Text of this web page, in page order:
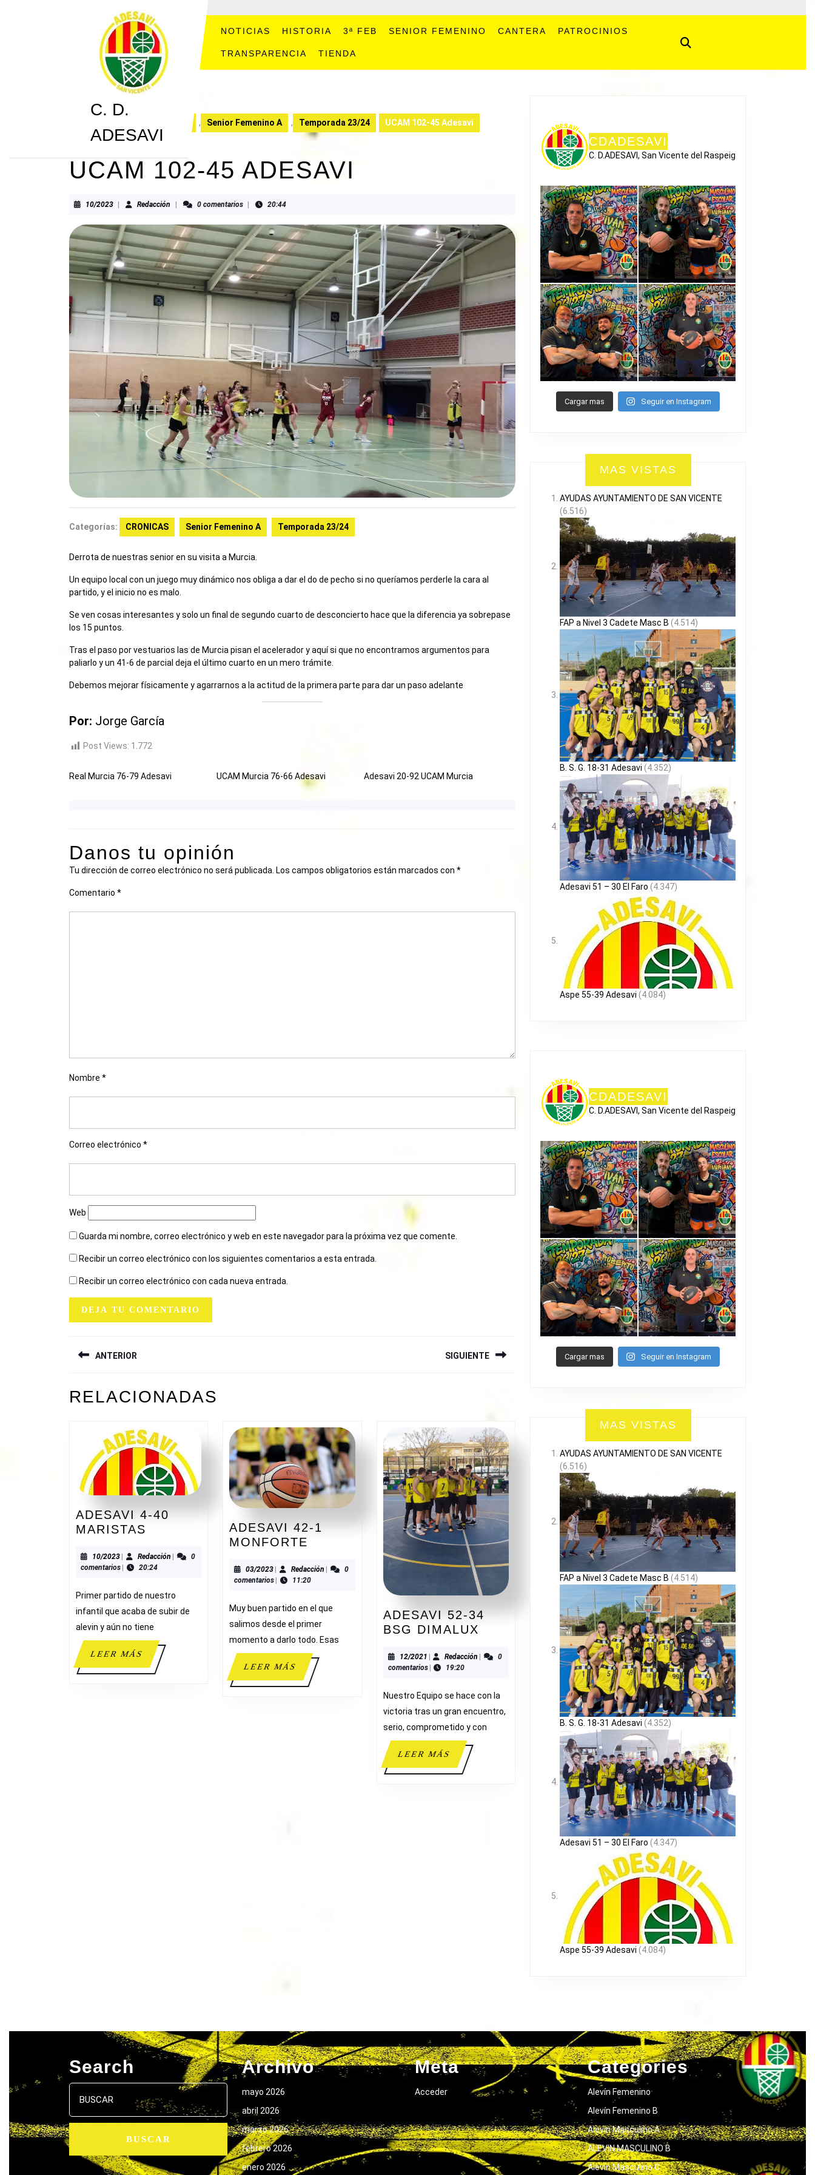
C. D.
ADESAVI
NOTICIAS HISTORIA 3ª FEB SENIOR FEMENINO CANTERA PATROCINIOS
TRANSPARENCIA TIENDA
, Senior Femenino A , Temporada 23/24 UCAM 102-45 Adesavi
UCAM 102-45 ADESAVI
10/202310/2023Redacción Redacción0 comentarios 20:44
Categorías: CRONICAS Senior Femenino A Temporada 23/24
Derrota de nuestras senior en su visita a Murcia.
Un equipo local con un juego muy dinámico nos obliga a dar el do de pecho si no queríamos perderle la cara al
partido, y el inicio no es malo.
Se ven cosas interesantes y solo un final de segundo cuarto de desconcierto hace que la diferencia ya sobrepase
los 15 puntos.
Tras el paso por vestuarios las de Murcia pisan el acelerador y aquí si que no encontramos argumentos para
paliarlo y un 41-6 de parcial deja el último cuarto en un mero trámite.
Debemos mejorar físicamente y agarrarnos a la actitud de la primera parte para dar un paso adelante
Por: Jorge García
Post Views: 1.772
Real Murcia 76-79 Adesavi UCAM Murcia 76-66 Adesavi Adesavi 20-92 UCAM Murcia
Danos tu opinión
Tu dirección de correo electrónico no será publicada. Los campos obligatorios están marcados con *
Comentario *
Nombre *
Correo electrónico *
Web
Guarda mi nombre, correo electrónico y web en este navegador para la próxima vez que comente.
Recibir un correo electrónico con los siguientes comentarios a esta entrada.
Recibir un correo electrónico con cada nueva entrada.
DE
ENTRADAS
ANTERIOR
anterior:
SIGUIENTE
RELACIONADAS
ADESAVI 4-40
MARISTAS
40
MARISTAS
10/202310/2023RedacciónRedacción
0
comentarios
20:24
Primer partido de nuestro
infantil que acaba de subir de
alevin y aún no tiene
LEER MÁSLEER
MÁS
ADESAVI 42-1
MONFORTE
1
MONFORTE
03/202303/2023
| Redacción Redacción
|
0
comentarios | 11:20
Muy buen partido en el que
salimos desde el primer
momento a darlo todo. Esas
LEER MÁSLEER
MÁS
ADESAVI 52-34
BSG DIMALUX
34
12/202112/2021Redacción Redacción
0
comentarios
19:20
Nuestro Equipo se hace con la
victoria tras un gran encuentro,
serio, comprometido y con
LEER MÁSLEER
MÁS
CDADESAVI
C. D.ADESAVI, San Vicente del Raspeig
Cargar mas Seguir en Instagram
MAS VISTAS
AYUDAS AYUNTAMIENTO DE SAN VICENTE
(6.516)
FAP a Nivel 3 Cadete Masc B (4.514)
B. S. G. 18-31 Adesavi (4.352)
Adesavi 51 – 30 El Faro (4.347)
Aspe 55-39 Adesavi (4.084)
CDADESAVI
C. D.ADESAVI, San Vicente del Raspeig
Cargar mas Seguir en Instagram
MAS VISTAS
AYUDAS AYUNTAMIENTO DE SAN VICENTE
(6.516)
FAP a Nivel 3 Cadete Masc B (4.514)
B. S. G. 18-31 Adesavi (4.352)
Adesavi 51 – 30 El Faro (4.347)
Aspe 55-39 Adesavi (4.084)
Search
Buscar:
Archivo
mayo 2026
abril 2026
marzo 2026
febrero 2026
enero 2026
Meta
Acceder
Categories
Alevín Femenino
Alevín Femenino B
Alevín Masculino A
ALEVIN MASCULINO B
Alevín Masculino C